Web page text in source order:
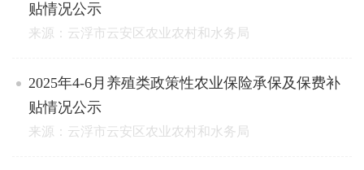
贴情况公示
来源：云浮市云安区农业农村和水务局
2025年4-6月养殖类政策性农业保险承保及保费补
贴情况公示
来源：云浮市云安区农业农村和水务局